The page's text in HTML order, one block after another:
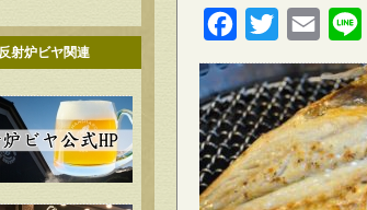
反射炉ビヤ関連
FacebookTwitter Email